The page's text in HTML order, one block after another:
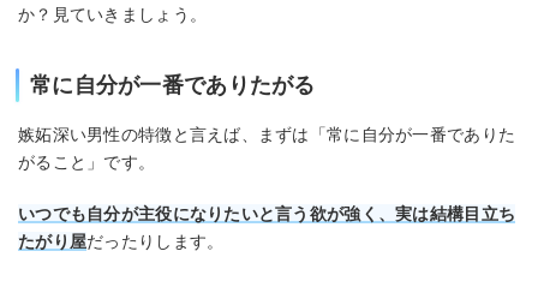
か？見ていきましょう。
常に自分が一番でありたがる
嫉妬深い男性の特徴と言えば、まずは「常に自分が一番でありた
がること」です。
いつでも自分が主役になりたいと言う欲が強く、実は結構目立ち
たがり屋だったりします。